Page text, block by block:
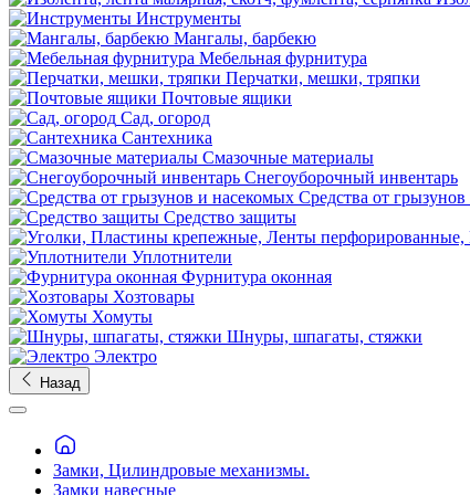
Инструменты
Мангалы, барбекю
Мебельная фурнитура
Перчатки, мешки, тряпки
Почтовые ящики
Сад, огород
Сантехника
Смазочные материалы
Снегоуборочный инвентарь
Средства от
Средство защиты
Уплотнители
Фурнитура оконная
Хозтовары
Хомуты
Шнуры, шпагаты, стяжки
Электро
Назад
Замки, Цилиндровые механизмы.
Замки навесные